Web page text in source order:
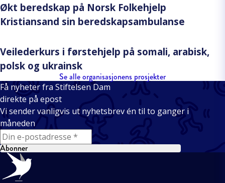
Økt beredskap på Norsk Folkehjelp
Kristiansand sin beredskapsambulanse
Veilederkurs i førstehjelp på somali, arabisk,
polsk og ukrainsk
Se alle organisasjonens prosjekter
Få nyheter fra Stiftelsen Dam
direkte på epost
Vi sender vanligvis ut nyhetsbrev én til to ganger i
måneden
E-mail
Abonner
Bunntekst